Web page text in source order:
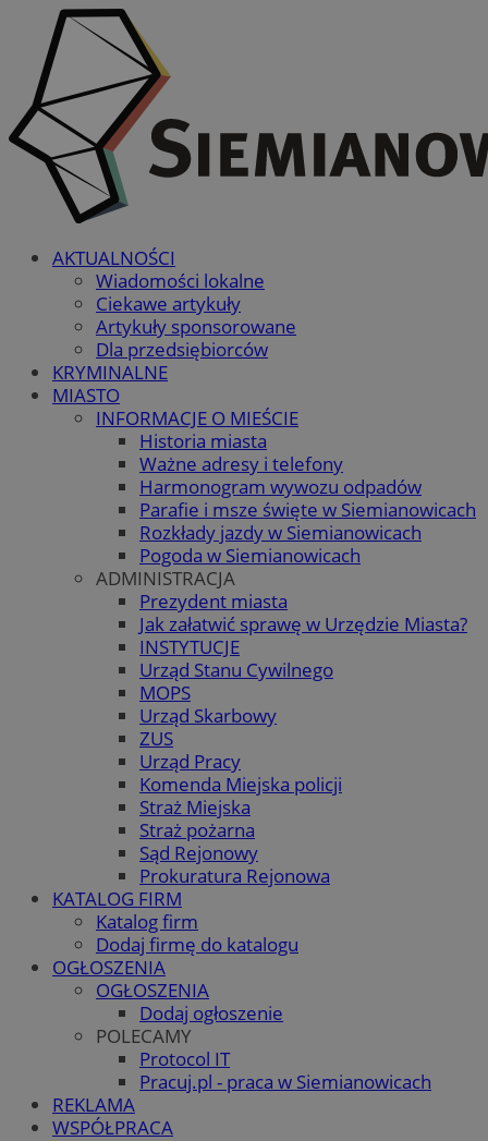
AKTUALNOŚCI
Wiadomości lokalne
Ciekawe artykuły
Artykuły sponsorowane
Dla przedsiębiorców
KRYMINALNE
MIASTO
INFORMACJE O MIEŚCIE
Historia miasta
Ważne adresy i telefony
Harmonogram wywozu odpadów
Parafie i msze święte w Siemianowicach
Rozkłady jazdy w Siemianowicach
Pogoda w Siemianowicach
ADMINISTRACJA
Prezydent miasta
Jak załatwić sprawę w Urzędzie Miasta?
INSTYTUCJE
Urząd Stanu Cywilnego
MOPS
Urząd Skarbowy
ZUS
Urząd Pracy
Komenda Miejska policji
Straż Miejska
Straż pożarna
Sąd Rejonowy
Prokuratura Rejonowa
KATALOG FIRM
Katalog firm
Dodaj firmę do katalogu
OGŁOSZENIA
OGŁOSZENIA
Dodaj ogłoszenie
POLECAMY
Protocol IT
Pracuj.pl - praca w Siemianowicach
REKLAMA
WSPÓŁPRACA